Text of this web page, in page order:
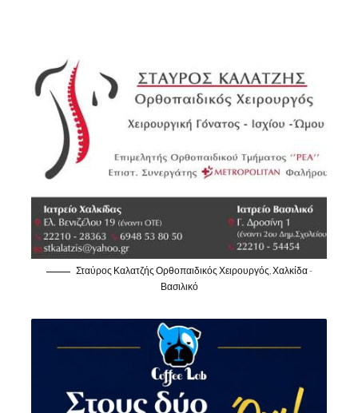
Σταύρος Καλατζής Ορθοπαιδικός Χειρουργός, Χαλκίδα -
Βασιλικό